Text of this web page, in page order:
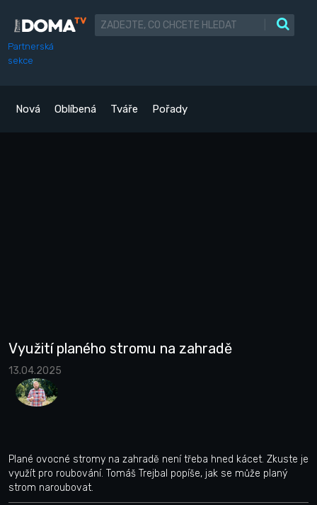
Partnerská
sekce
Nová Oblíbená Tváře Pořady
Využití planého stromu na zahradě
13.04.2025
Plané ovocné stromy na zahradě není třeba hned kácet. Zkuste je
využít pro roubování. Tomáš Trejbal popíše, jak se může planý
strom naroubovat.